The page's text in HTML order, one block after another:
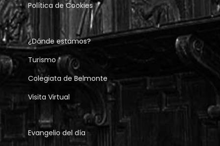
Política de Cookies
¿Dónde estamos?
Turismo
Colegiata de Belmonte
Visita Virtual
Evangelio del día